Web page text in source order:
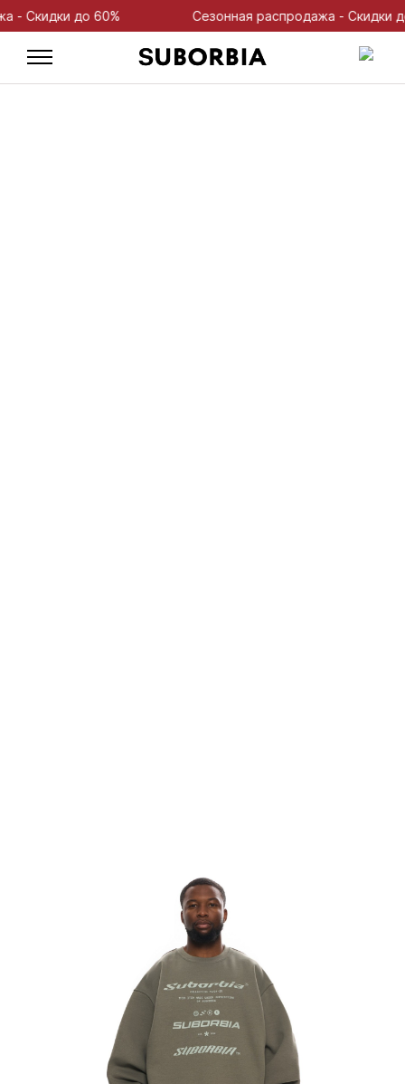
до 60% Сезонная распродажа - Скидки до